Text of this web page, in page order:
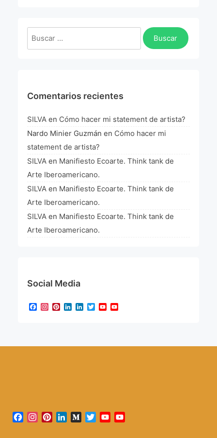
Manifiesto Ecoarte
Buscar:
Comentarios recientes
SILVA en Cómo hacer mi statement de artista?
Nardo Minier Guzmán en Cómo hacer mi
statement de artista?
SILVA en Manifiesto Ecoarte. Think tank de
Arte Iberoamericano.
SILVA en Manifiesto Ecoarte. Think tank de
Arte Iberoamericano.
SILVA en Manifiesto Ecoarte. Think tank de
Arte Iberoamericano.
Social Media
Facebook
Instagram
Pinterest
LinkedIn
LinkedIn
TwitterYouTube
Facebook
Instagram
PinterestLinkedInMediumTwitterYouTube